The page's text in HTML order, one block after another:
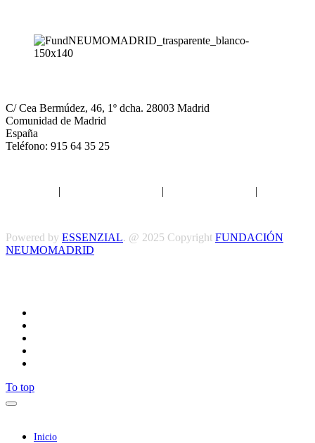
C/ Cea Bermúdez, 46, 1º dcha. 28003 Madrid
Comunidad de Madrid
España
Teléfono: 915 64 35 25
| | |
Powered by ESSENZIAL. @ 2025 Copyright FUNDACIÓN
NEUMOMADRID
To top
Inicio